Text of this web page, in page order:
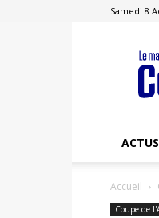
Samedi 8
ACTUS
Accueil
Coupe de